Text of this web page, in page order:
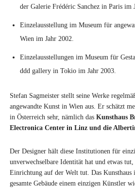
der Galerie Frédéric Sanchez in Paris im
Einzelausstellung im Museum für
Wien im Jahr 2002.
Einzelausstellungen im Museum für
ddd gallery in Tokio im Jahr 2003.
Stefan Sagmeister stellt seine Werke
angewandte Kunst in Wien aus. Er schätzt
in Österreich sehr, nämlich das Kunsthaus
Electronica Center in Linz und die
Der Designer hält diese Institutionen für
unverwechselbare Identität hat und etwas tut,
Einrichtung auf der Welt tut. Das Kunsthaus
gesamte Gebäude einem einzigen Künstler